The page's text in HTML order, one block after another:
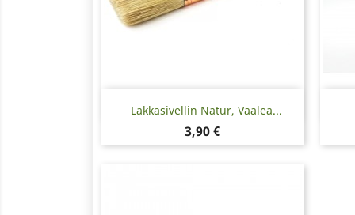
Lakkasivellin Natur, Vaalea...
Hinta
3,90 €
Pikakatselu